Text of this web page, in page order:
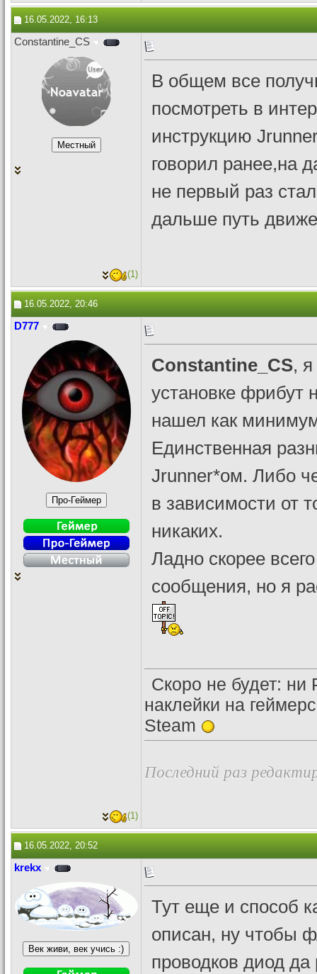
16.05.2022, 16:13
Constantine_CS
В общем все
посмотреть в
инструкцию
говорил ранее,на
не первый раз
дальше путь
(1)
16.05.2022, 20:46
D777
Constantine_CS,
установке фрибут
нашел как
Единственная
Jrunner*ом. Либо
в зависимости от
никаких.
Ладно скорее
сообщения, но я
Скоро не будет: ни
наклейки на
Steam
Последний раз
(1)
16.05.2022, 20:52
krekx
Тут еще и способ
описан, ну чтобы
проводков диод да